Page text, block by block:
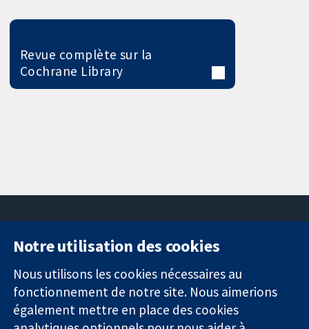
Revue complète sur la
Cochrane Library
Des données
probantes.
Des décisions
11-13 Cavendish
Square
Londres
W1G0AN
Royaume-Uni
nous
Actualités
Service de
presse
Notre utilisation des cookies
Nous utilisons les cookies nécessaires au
fonctionnement de notre site. Nous aimerions
également mettre en place des cookies